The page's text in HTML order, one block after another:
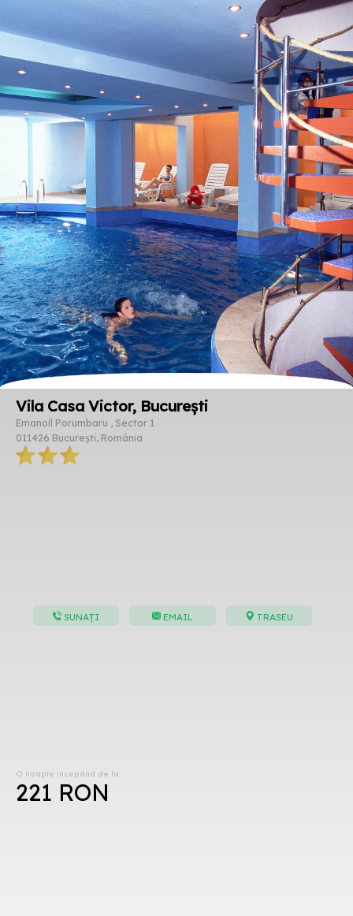
Vila Casa Victor, București
Emanoil Porumbaru , Sector 1
011426 București, România
SUNAȚI EMAIL TRASEU
O noapte începând de la
221 RON